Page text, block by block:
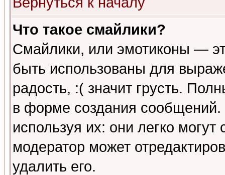
Что такое смайлики?
Смайлики, или эмотиконы —
быть использованы для
радость, :( значит грусть.
в форме создания сообщений.
используя их: они легко
модератор может
удалить его.